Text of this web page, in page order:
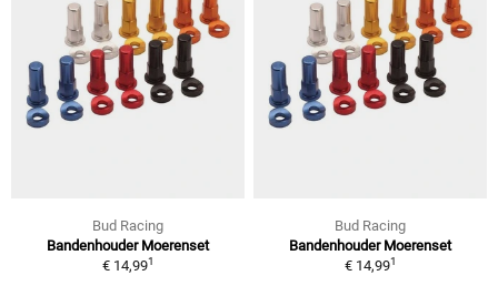
Bud Racing
Bandenhouder Moerenset
€ 14,991
Bud Racing
Bandenhouder Moerenset
€ 14,991